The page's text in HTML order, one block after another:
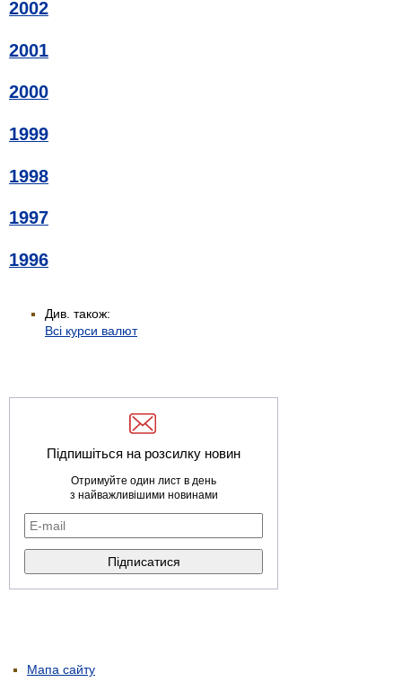
2002
2001
2000
1999
1998
1997
1996
Див. також:
Всі курси валют
Підпишіться на розсилку новин
Отримуйте один лист в день
з найважливішими новинами
Мапа сайту